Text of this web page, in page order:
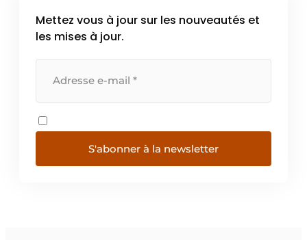
Mettez vous à jour sur les nouveautés et
les mises à jour.
S'abonner à la newsletter